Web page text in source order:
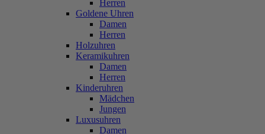
Herren
Goldene Uhren
Damen
Herren
Holzuhren
Keramikuhren
Damen
Herren
Kinderuhren
Mädchen
Jungen
Luxusuhren
Damen